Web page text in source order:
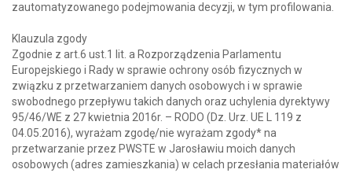
zautomatyzowanego podejmowania decyzji, w tym profilowania.
Klauzula zgody
Zgodnie z art.6 ust.1 lit. a Rozporządzenia Parlamentu
Europejskiego i Rady w sprawie ochrony osób fizycznych w
związku z przetwarzaniem danych osobowych i w sprawie
swobodnego przepływu takich danych oraz uchylenia dyrektywy
95/46/WE z 27 kwietnia 2016r. – RODO (Dz. Urz. UE L 119 z
04.05.2016), wyrażam zgodę/nie wyrażam zgody* na
przetwarzanie przez PWSTE w Jarosławiu moich danych
osobowych (adres zamieszkania) w celach przesłania materiałów